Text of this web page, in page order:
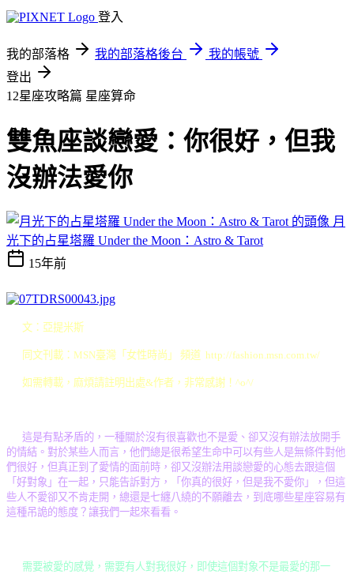
登入
我的部落格 我的部落格後台
我的帳號
登出
12星座攻略篇 星座算命
雙魚座談戀愛：你很好，但我
沒辦法愛你
月
光下的占星塔羅 Under the Moon：Astro & Tarot
15年前
文：亞提米斯
同文刊載：MSN臺灣「女性時尚」 頻道 http://fashion.msn.com.tw/
如需轉載，麻煩請註明出處&作者，非常感謝！^o^/
這是有點矛盾的，一種關於沒有很喜歡也不是愛、卻又沒有辦法放開手
的情結。對於某些人而言，他們總是很希望生命中可以有些人是無條件對他
們很好，但真正到了愛情的面前時，卻又沒辦法用談戀愛的心態去跟這個
「好對象」在一起，只能告訴對方，「你真的很好，但是我不愛你」，但這
些人不愛卻又不肯走開，總還是七纏八繞的不願離去，到底哪些星座容易有
這種吊詭的態度？讓我們一起來看看。
需要被愛的感覺，需要有人對我很好，即使這個對象不是最愛的那一